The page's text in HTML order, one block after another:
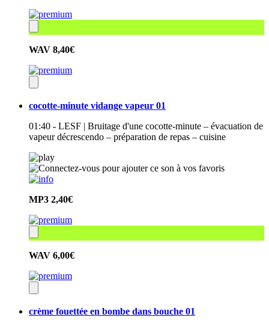
WAV 8,40€
cocotte-minute vidange vapeur 01
01:40 - LESF | Bruitage d'une cocotte-minute – évacuation de
vapeur décrescendo – préparation de repas – cuisine
MP3 2,40€
WAV 6,00€
crème fouettée en bombe dans bouche 01